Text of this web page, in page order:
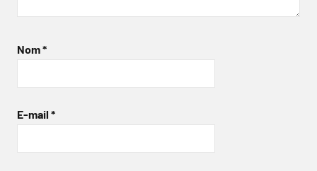
Nom*
E-mail *